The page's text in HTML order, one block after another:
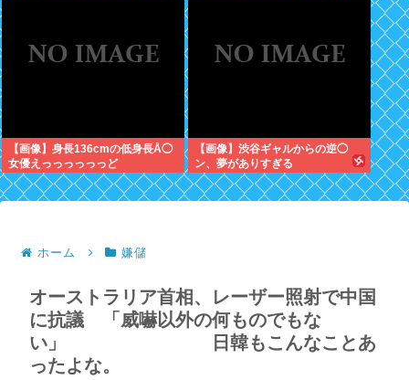
【画像】身長136cmの低身長Å◯
女優えっっっっっっど
【画像】渋谷ギャルからの逆◯
ン、夢がありすぎる
ホーム 嫌儲
オーストラリア首相、レーザー照射で中国
に抗議 「威嚇以外の何ものでもな
い」 日韓もこんなことあ
ったよな。